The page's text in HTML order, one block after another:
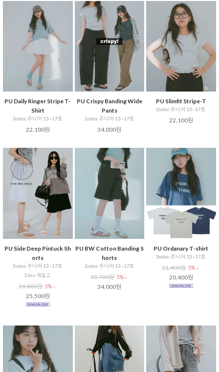
PU Daily Ringer Stripe T-
Shirt
3color, 주니어 13~17호
22,100원
PU Crispy Banding Wide
Pants
2color, 주니어 13~17호
34,000원
PU Slimfit Stripe-T
2color, 주니어 13~17호
22,100원
PU Side Deep Pintuck Sh
orts
3color, 주니어 13~17호
26ss 재입고
26,800원 5% ↓
25,500원
PU BW Cotton Banding S
horts
2color, 주니어 13~17호
35,700원 5% ↓
34,000원
PU Ordanary T-shirt
3color, 주니어 13~17호
21,400원 5% ↓
20,400원